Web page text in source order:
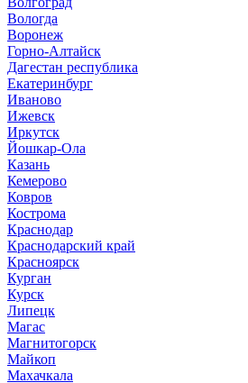
Вологда
Воронеж
Горно-Алтайск
Дагестан республика
Екатеринбург
Иваново
Ижевск
Иркутск
Йошкар-Ола
Казань
Кемерово
Ковров
Кострома
Краснодар
Краснодарский край
Красноярск
Курган
Курск
Липецк
Магас
Магнитогорск
Майкоп
Махачкала